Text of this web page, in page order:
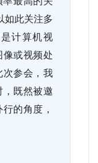
如此关注多
计算机视
或视频处
参会，我
既然被邀
的角度，